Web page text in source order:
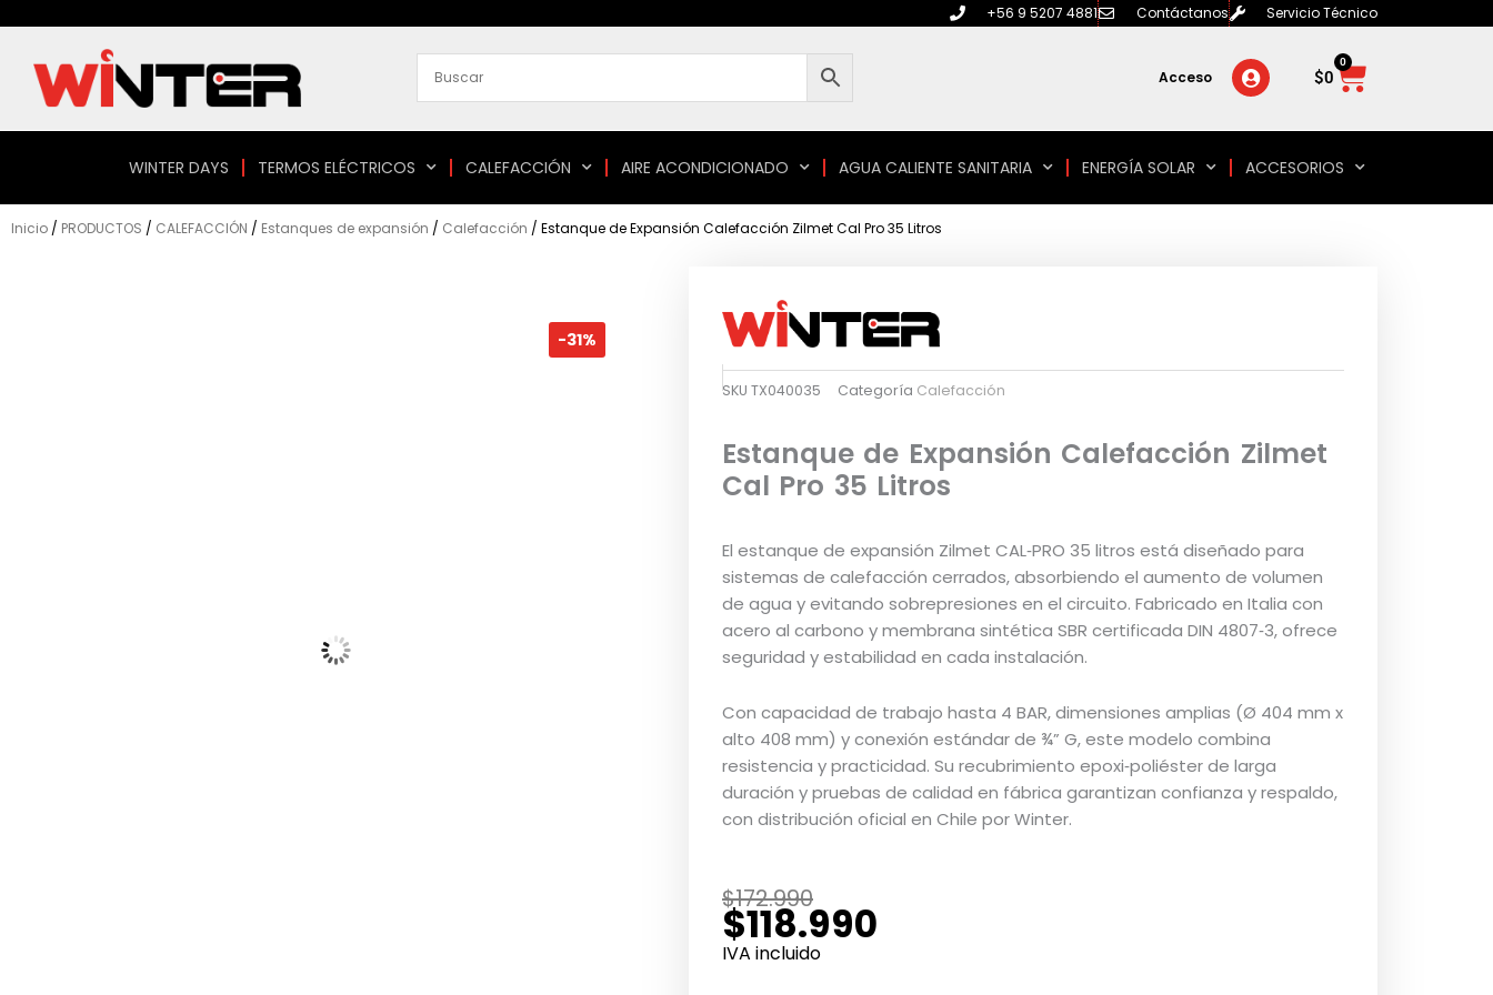
contenido
+56 9 5207 4881 Contáctanos Servicio Técnico
Acceso $0
0
Carrito
WINTER DAYS TERMOS ELÉCTRICOS CALEFACCIÓN AIRE ACONDICIONADO AGUA CALIENTE SANITARIA ENERGÍA SOLAR ACCESORIOS
Inicio / PRODUCTOS / CALEFACCIÓN / Estanques de expansión / Calefacción / Estanque de Expansión Calefacción Zilmet Cal Pro 35 Litros
-31%
SKU TX040035 Categoría Calefacción
Estanque de Expansión Calefacción Zilmet
Cal Pro 35 Litros
El estanque de expansión Zilmet CAL‑PRO 35 litros está diseñado para
sistemas de calefacción cerrados, absorbiendo el aumento de volumen
de agua y evitando sobrepresiones en el circuito. Fabricado en Italia con
acero al carbono y membrana sintética SBR certificada DIN 4807‑3, ofrece
seguridad y estabilidad en cada instalación.
Con capacidad de trabajo hasta 4 BAR, dimensiones amplias (Ø 404 mm x
alto 408 mm) y conexión estándar de ¾” G, este modelo combina
resistencia y practicidad. Su recubrimiento epoxi‑poliéster de larga
duración y pruebas de calidad en fábrica garantizan confianza y respaldo,
con distribución oficial en Chile por Winter.
$172.990
El
precio
original
$118.990
El
precio
actual
IVA incluido